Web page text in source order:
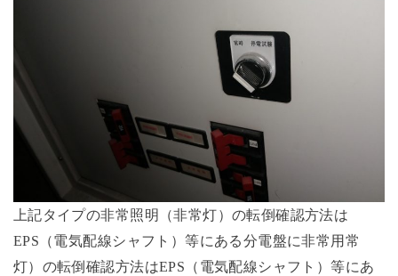
上記タイプの非常照明（非常灯）の転倒確認方法は
EPS（電気配線シャフト）等にある分電盤に非常用常
灯）の転倒確認方法はEPS（電気配線シャフト）等にあ